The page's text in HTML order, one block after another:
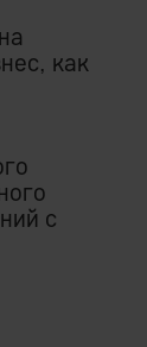
как
с